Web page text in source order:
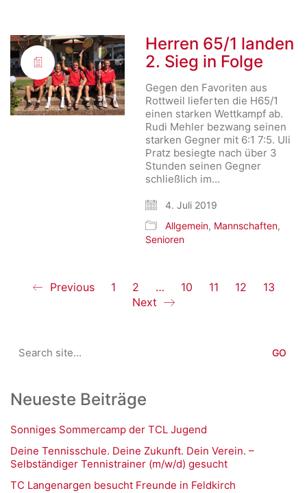
Herren 65/1 landen
2. Sieg in Folge
Gegen den Favoriten aus
Rottweil lieferten die H65/1
einen starken Wettkampf ab.
Rudi Mehler bezwang seinen
starken Gegner mit 6:1 7:5. Uli
Pratz besiegte nach über 3
Stunden seinen Gegner
schließlich im…
4. Juli 2019
Allgemein, Mannschaften,
Senioren
Previous 1 2 … 10 11 12
13
Next
for:
Neueste Beiträge
Sonniges Sommercamp der TCL Jugend
Deine Tennisschule. Deine Zukunft. Dein Verein. –
Selbständiger Tennistrainer (m/w/d) gesucht
TC Langenargen besucht Freunde in Feldkirch